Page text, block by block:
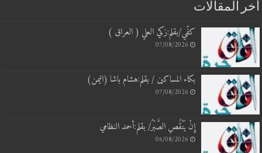
أخر المقالات
كفّي/بقلم:زكي العلي ( العراق )
07/08/2026
بكاء المساكين / بقلم:هشام باشا (اليمن)
07/08/2026
إِنْ يَنْقُصِ الصَّبْرُ/ بقلم:أحمد النظامي
06/08/2026